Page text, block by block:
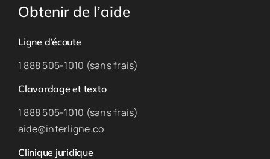
Obtenir de l’aide
Ligne d’écoute
1 888 505-1010 (sans frais)
Clavardage et texto
1 888 505-1010 (sans frais)
aide@interligne.co
Clinique juridique